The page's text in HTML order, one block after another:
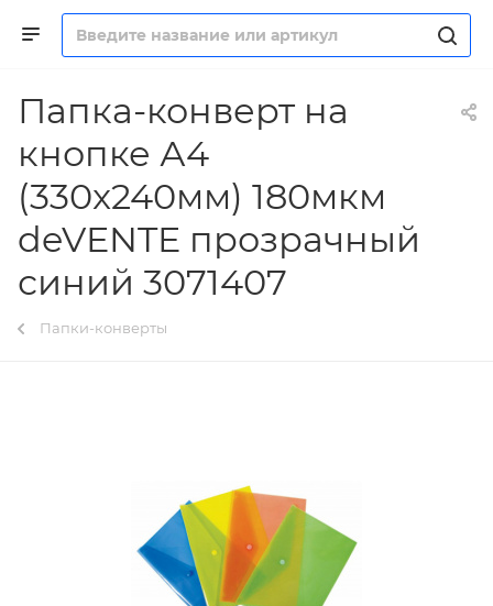
Папка-конверт на
кнопке А4
(330x240мм) 180мкм
deVENTE прозрачный
синий 3071407
Папки-конверты